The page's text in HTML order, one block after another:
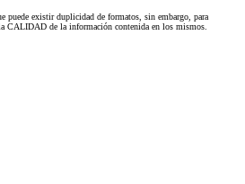
puede existir duplicidad de formatos, sin embargo, para
CALIDAD de la información contenida en los mismos.